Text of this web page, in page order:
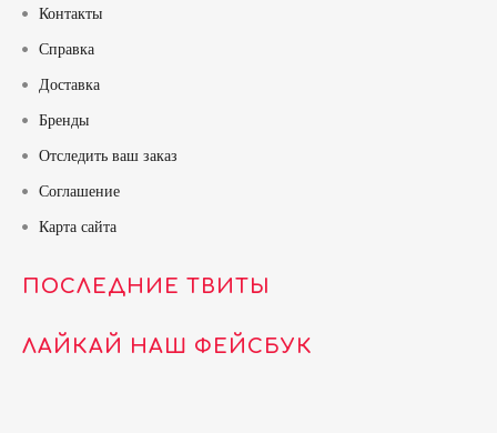
Контакты
Справка
Доставка
Бренды
Отследить ваш заказ
Соглашение
Карта сайта
ПОСЛЕДНИЕ ТВИТЫ
ЛАЙКАЙ НАШ ФЕЙСБУК